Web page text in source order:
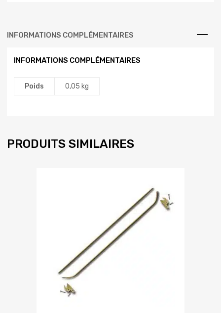
INFORMATIONS COMPLÉMENTAIRES
INFORMATIONS COMPLÉMENTAIRES
Poids 0,05 kg
PRODUITS SIMILAIRES